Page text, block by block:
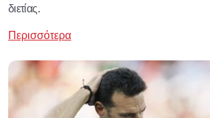
διετίας.
Περισσότερα